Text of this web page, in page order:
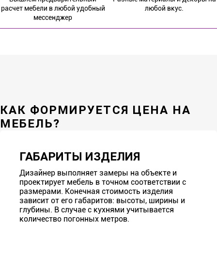
расчет мебели в любой удобный
мессенджер
любой вкус.
КАК ФОРМИРУЕТСЯ ЦЕНА НА
МЕБЕЛЬ?
ГАБАРИТЫ ИЗДЕЛИЯ
Дизайнер выполняет замеры на объекте и
проектирует мебель в точном соответствии с
размерами. Конечная стоимость изделия
зависит от его габаритов: высоты, ширины и
глубины. В случае с кухнями учитывается
количество погонных метров.